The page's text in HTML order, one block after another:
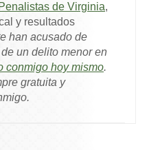
de Virginia,
y resultados
han acusado de
un delito menor en
conmigo hoy mismo.
gratuita y